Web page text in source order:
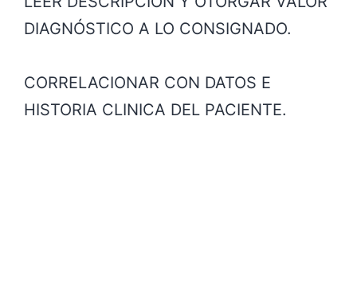
DIAGNÓSTICO A LO CONSIGNADO.
CORRELACIONAR CON DATOS E
HISTORIA CLINICA DEL PACIENTE.